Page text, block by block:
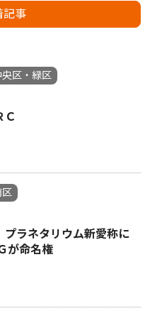
記事
区・緑区
Ｃ
区
ラネタリウム新愛称に
が命名権